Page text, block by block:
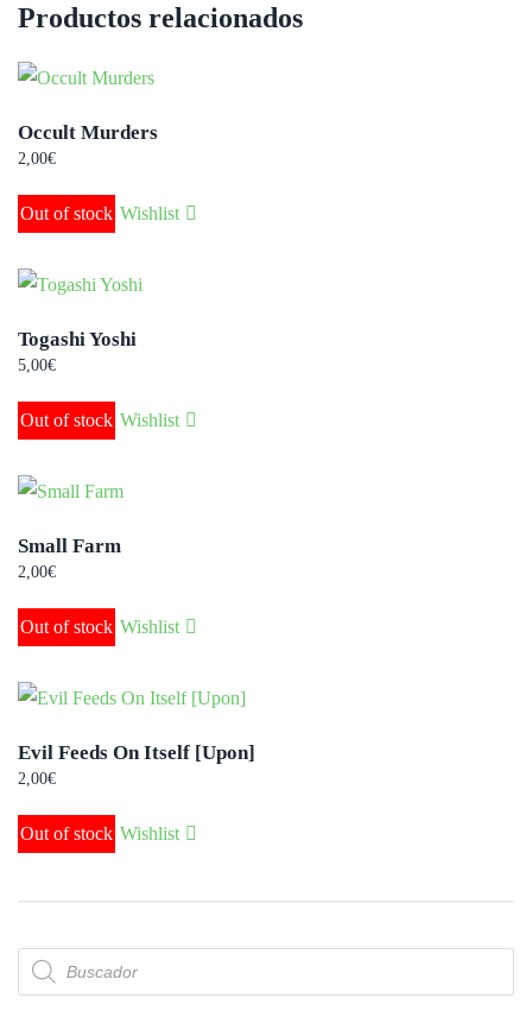
Productos relacionados
Occult Murders
2,00€
Out of stock Wishlist
Togashi Yoshi
5,00€
Out of stock Wishlist
Small Farm
2,00€
Out of stock Wishlist
Evil Feeds On Itself [Upon]
2,00€
Out of stock Wishlist
Búsqueda
de
productos